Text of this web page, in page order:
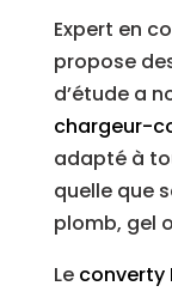
Expert en
propose
d’étude a
chargeur-
adapté à
quelle que
plomb, gel
Le converty